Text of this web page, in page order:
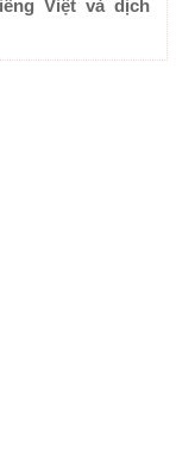
Việt và dịch